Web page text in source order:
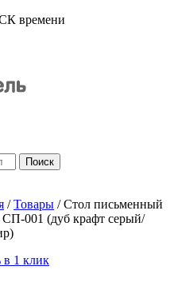
времени
/ Товары / Стол письменный
СП-001 (дуб крафт серый/
в 1 клик